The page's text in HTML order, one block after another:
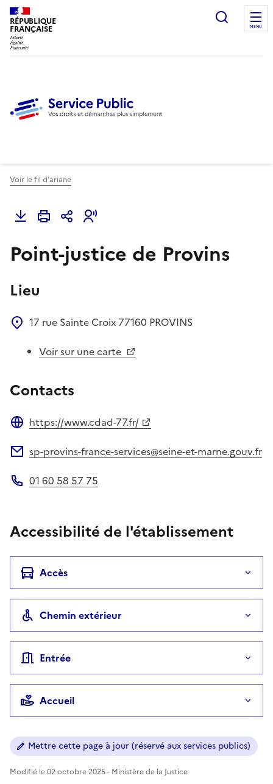
RÉPUBLIQUE
FRANÇAISE
Ouvrir
MENU
Voir le fil d'ariane
Point-justice de Provins
Lieu
17 rue Sainte Croix 77160 PROVINS
Voir sur une carte
Contacts
https://www.cdad-77.fr/
sp-provins-france-services@seine-et-marne.gouv.fr
01 60 58 57 75
Accessibilité de l'établissement
Accès
Chemin extérieur
Entrée
Accueil
Mettre cette page à jour (réservé aux services publics)
Modifié le 02 octobre 2025 - Ministère de la Justice